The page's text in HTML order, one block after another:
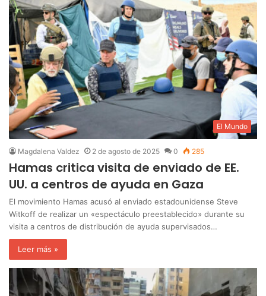
El Mundo
Magdalena Valdez 2 de agosto de 2025 0 285
Hamas critica visita de enviado de EE.
UU. a centros de ayuda en Gaza
El movimiento Hamas acusó al enviado estadounidense Steve
Witkoff de realizar un «espectáculo preestablecido» durante su
visita a centros de distribución de ayuda supervisados…
Leer más »